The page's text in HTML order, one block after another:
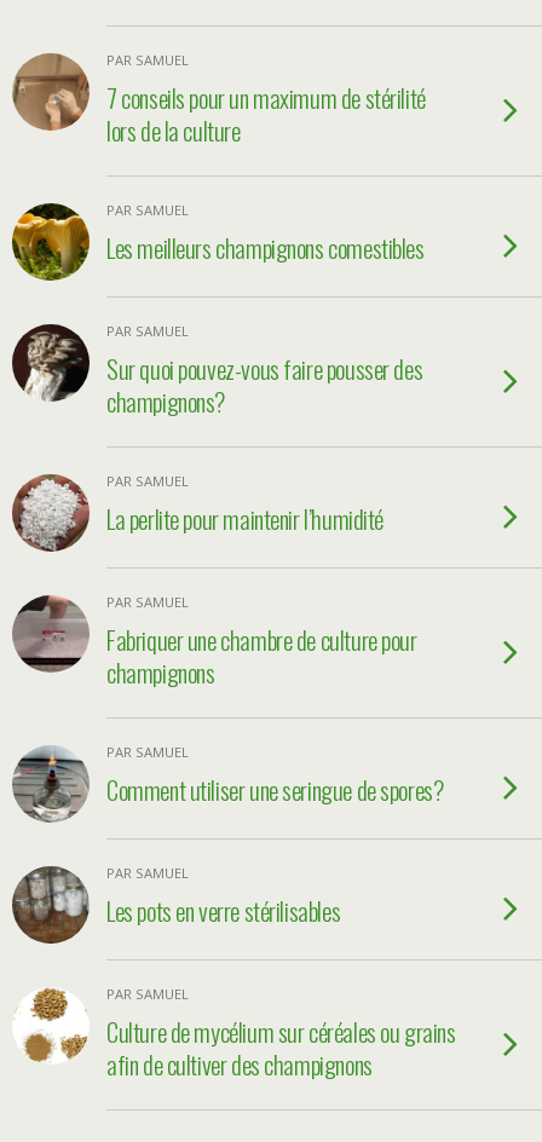
PAR SAMUEL
7 conseils pour un maximum de stérilité
lors de la culture
PAR SAMUEL
Les meilleurs champignons comestibles
PAR SAMUEL
Sur quoi pouvez-vous faire pousser des
champignons?
PAR SAMUEL
La perlite pour maintenir l’humidité
PAR SAMUEL
Fabriquer une chambre de culture pour
champignons
PAR SAMUEL
Comment utiliser une seringue de spores?
PAR SAMUEL
Les pots en verre stérilisables
PAR SAMUEL
Culture de mycélium sur céréales ou grains
afin de cultiver des champignons